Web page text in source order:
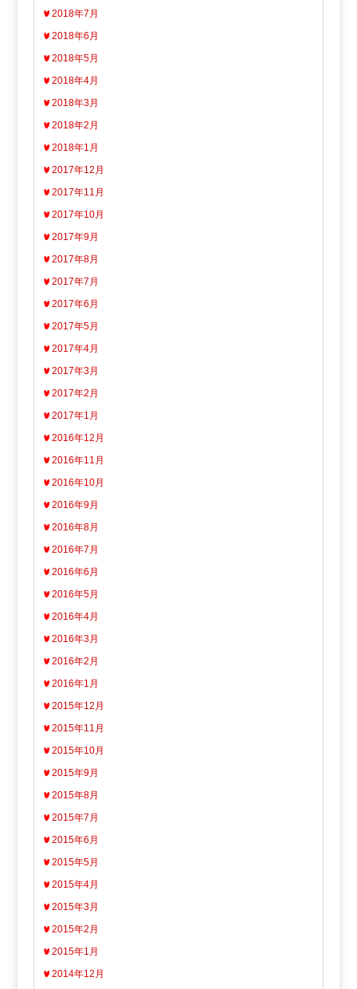
2018年7月
2018年6月
2018年5月
2018年4月
2018年3月
2018年2月
2018年1月
2017年12月
2017年11月
2017年10月
2017年9月
2017年8月
2017年7月
2017年6月
2017年5月
2017年4月
2017年3月
2017年2月
2017年1月
2016年12月
2016年11月
2016年10月
2016年9月
2016年8月
2016年7月
2016年6月
2016年5月
2016年4月
2016年3月
2016年2月
2016年1月
2015年12月
2015年11月
2015年10月
2015年9月
2015年8月
2015年7月
2015年6月
2015年5月
2015年4月
2015年3月
2015年2月
2015年1月
2014年12月